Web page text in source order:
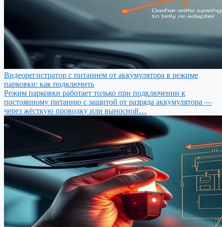
Видеорегистратор с питанием от аккумулятора в режиме
парковки: как подключить
Режим парковки работает только при подключении к
постоянному питанию с защитой от разряда аккумулятора —
через жёсткую проводку или выносной…